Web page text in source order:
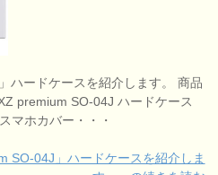
ハードケースを紹介します。 商品
premium SO-04J ハードケース
マホカバー・・・
SO-04J」ハードケースを紹介しま